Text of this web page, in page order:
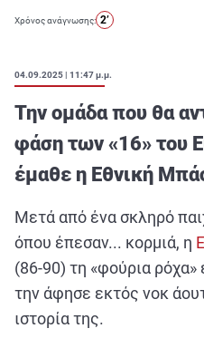
ΠΡΟΓΝΩΣΤΙΚΑ ΚΑΤΗΓΟΡΙΕΣ
ΔΙΑΓΩΝΙΣΜΟΙ
TSILI LEAGUE
RETRO
ΑΘΛΗΤΙΚΑ
ΣΥΝΕΝΤΕΥΞΕΙΣ
ΑΘΛΗΤΙΚΕΣ ΜΕΤΑΔΟΣΕΙΣ
Χρόνος ανάγνωσης: 2’
04.09.2025 | 11:47 μ.μ.
Την ομάδα που θα
φάση των «16» του
έμαθε η Εθνική
Μετά από ένα σκληρό
όπου έπεσαν... κορμιά, η
(86-90) τη «φούρια ρόχα»
την άφησε εκτός νοκ
ιστορία της.